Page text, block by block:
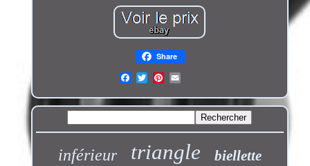
Share
inférieur triangle biellette